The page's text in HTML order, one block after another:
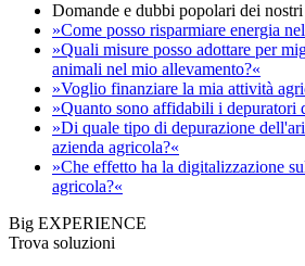
Domande e dubbi popolari dei
»Come posso risparmiare energia
»Quali misure posso adottare per
animali nel mio allevamento?«
»Voglio finanziare la mia attività
»Quanto sono affidabili i depuratori
»Di quale tipo di depurazione
azienda agricola?«
»Che effetto ha la digitalizzazione
agricola?«
Big EXPERIENCE
Trova soluzioni